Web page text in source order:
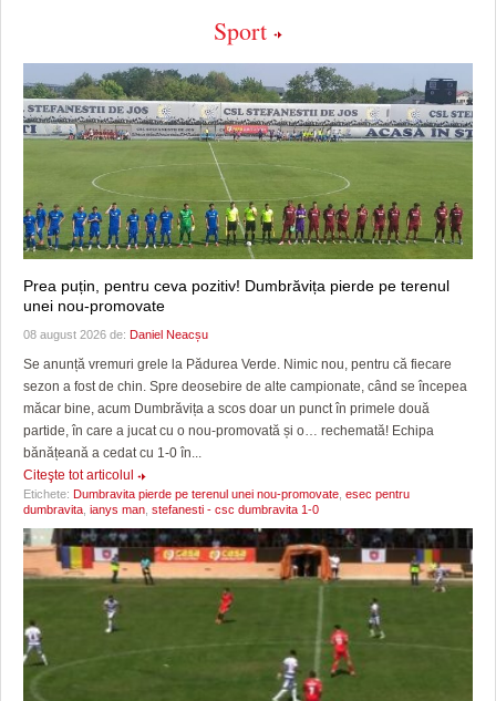
Sport
Prea puțin, pentru ceva pozitiv! Dumbrăvița pierde pe terenul
unei nou-promovate
08 august 2026 de: Daniel Neacșu
Se anunță vremuri grele la Pădurea Verde. Nimic nou, pentru că fiecare
sezon a fost de chin. Spre deosebire de alte campionate, când se începea
măcar bine, acum Dumbrăvița a scos doar un punct în primele două
partide, în care a jucat cu o nou-promovată și o… rechemată! Echipa
bănățeană a cedat cu 1-0 în...
Citeşte tot articolul
Etichete: Dumbravita pierde pe terenul unei nou-promovate esec pentru
dumbravita ianys man stefanesti - csc dumbravita 1-0